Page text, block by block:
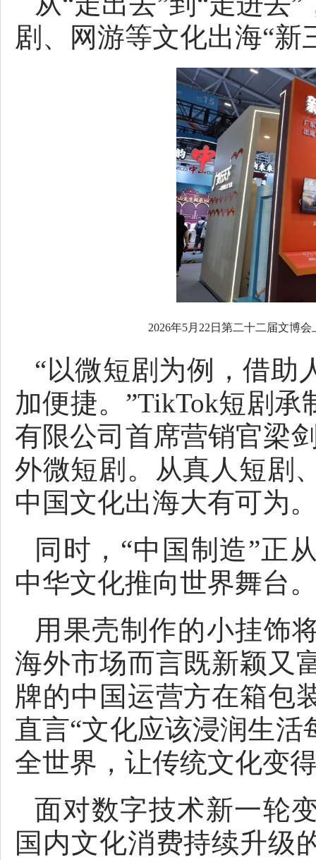
剧、网游等文化出海“新
2026年5月22日第二十二届文博
“以微短剧为例，借助
加便捷。”TikTok短剧
有限公司首席营销官梁
外微短剧。从真人短剧
中国文化出海大有可为
同时，“中国制造”正
中华文化推向世界舞台
用果壳制作的小挂饰
海外市场而言既新颖又
牌的中国运营方在箱包
直言“文化应该浸润生
全世界，让传统文化变
面对数字技术新一轮
国内文化消费持续升级